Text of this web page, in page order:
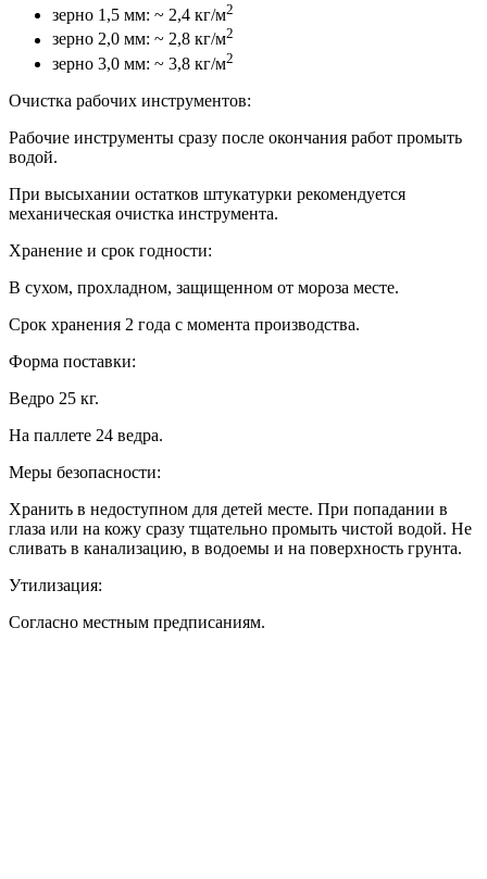
зерно 1,5 мм: ~ 2,4 кг/м2
зерно 2,0 мм: ~ 2,8 кг/м2
зерно 3,0 мм: ~ 3,8 кг/м2
Очистка рабочих инструментов:
Рабочие инструменты сразу после окончания работ промыть
водой.
При высыхании остатков штукатурки рекомендуется
механическая очистка инструмента.
Хранение и срок годности:
В сухом, прохладном, защищенном от мороза месте.
Срок хранения 2 года с момента производства.
Форма поставки:
Ведро 25 кг.
На паллете 24 ведра.
Меры безопасности:
Хранить в недоступном для детей месте. При попадании в
глаза или на кожу сразу тщательно промыть чистой водой. Не
сливать в канализацию, в водоемы и на поверхность грунта.
Утилизация:
Согласно местным предписаниям.